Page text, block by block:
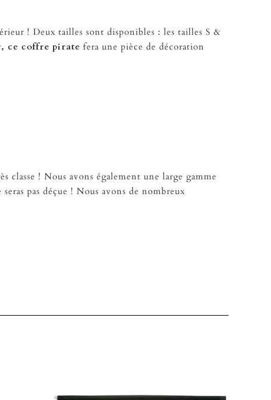
! Deux tailles sont disponibles : les tailles S &
, ce coffre pirate fera une pièce de décoration
classe ! Nous avons également une large gamme
pas déçue ! Nous avons de nombreux